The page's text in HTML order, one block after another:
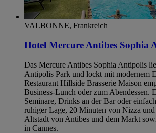
VALBONNE, Frankreich
Hotel Mercure Antibes Sophia
Das Mercure Antibes Sophia Antipolis
Antipolis Park und lockt mit modernem
Restaurant Hillside Brasserie Maison
Business-Lunch oder zum Abendessen.
Seminare, Drinks an der Bar oder
ruhiger Lage, 20 Minuten von Nizza
Altstadt von Antibes und dem Markt
in Cannes.